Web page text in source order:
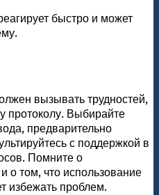
быстро и может
вызывать трудностей,
протоколу. Выбирайте
предварительно
с поддержкой в
Помните о
о том, что использование
избежать проблем.